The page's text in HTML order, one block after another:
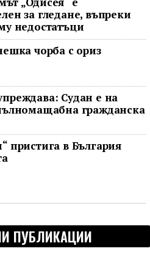
за гледане, въпреки
недостатъци
чорба с ориз
Судан е на
гражданска
пристига в България
ПУБЛИКАЦИИ